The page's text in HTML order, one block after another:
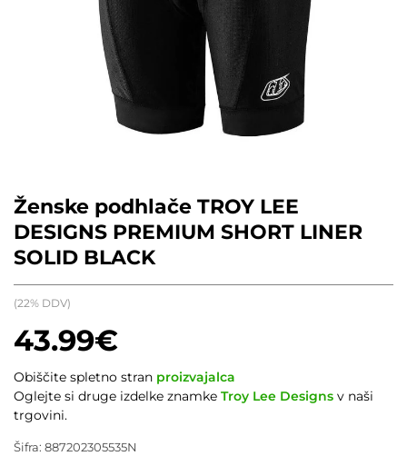
Ženske podhlače TROY LEE
DESIGNS PREMIUM SHORT LINER
SOLID BLACK
43.99€
(22% DDV)
Obiščite spletno stran proizvajalca
Oglejte si druge izdelke znamke Troy Lee Designs v naši
trgovini.
Šifra: 887202305535N